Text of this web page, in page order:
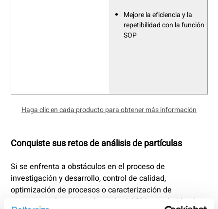
Mejore la eficiencia y la
repetibilidad con la función
SOP
Haga clic en cada producto para obtener más información
Conquiste sus retos de análisis de partículas
Si se enfrenta a obstáculos en el proceso de
investigación y desarrollo, control de calidad,
optimización de procesos o caracterización de
nanomateriales, visite el stand n.º 2523 para hablar de